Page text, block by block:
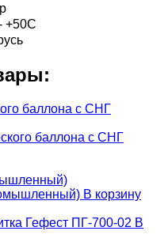
+50С
баллона с СНГ
В корзину
В